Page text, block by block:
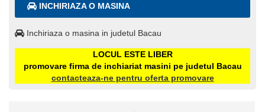
INCHIRIAZA O MASINA
Inchiriaza o masina in judetul Bacau
LOCUL ESTE LIBER
promovare firma de inchiariat masini pe judetul Bacau
contacteaza-ne pentru oferta promovare